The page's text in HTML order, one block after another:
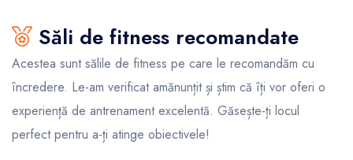
Săli de fitness recomandate
Acestea sunt sălile de fitness pe care le recomandăm cu
încredere. Le-am verificat amănunțit și știm că îți vor oferi o
experiență de antrenament excelentă. Găsește-ți locul
perfect pentru a-ți atinge obiectivele!